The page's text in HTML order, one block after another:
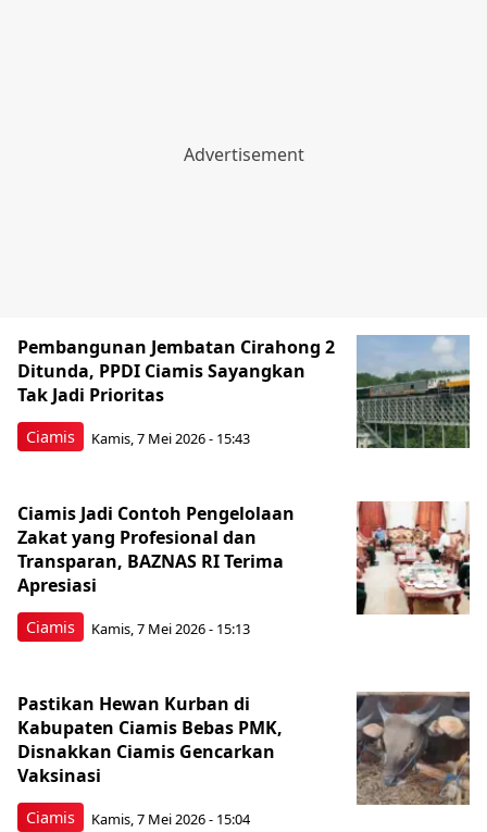
Ciamis
Pembangunan Jembatan Cirahong 2
Ditunda, PPDI Ciamis Sayangkan
Tak Jadi Prioritas
Kamis, 7 Mei 2026 - 15:43
Ciamis
Ciamis Jadi Contoh Pengelolaan
Zakat yang Profesional dan
Transparan, BAZNAS RI Terima
Apresiasi
Kamis, 7 Mei 2026 - 15:13
Ciamis
Pastikan Hewan Kurban di
Kabupaten Ciamis Bebas PMK,
Disnakkan Ciamis Gencarkan
Vaksinasi
Kamis, 7 Mei 2026 - 15:04